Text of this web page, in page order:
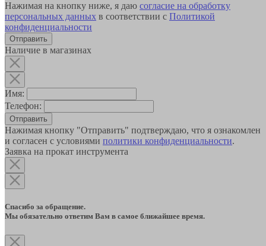
Нажимая на кнопку ниже, я даю согласие на обработку
персональных данных в соответствии с Политикой
конфиденциальности
Наличие в магазинах
Имя:
Телефон:
Отправить
Нажимая кнопку "Отправить" подтверждаю, что я ознакомлен
и согласен с условиями политики конфиденциальности.
Заявка на прокат инструмента
Спасибо за обращение.
Мы обязательно ответим Вам в самое ближайшее время.